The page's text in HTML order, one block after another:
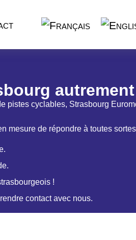
pistes cyclables, Strasbourg
mesure de répondre à toutes
!
contact avec nous.